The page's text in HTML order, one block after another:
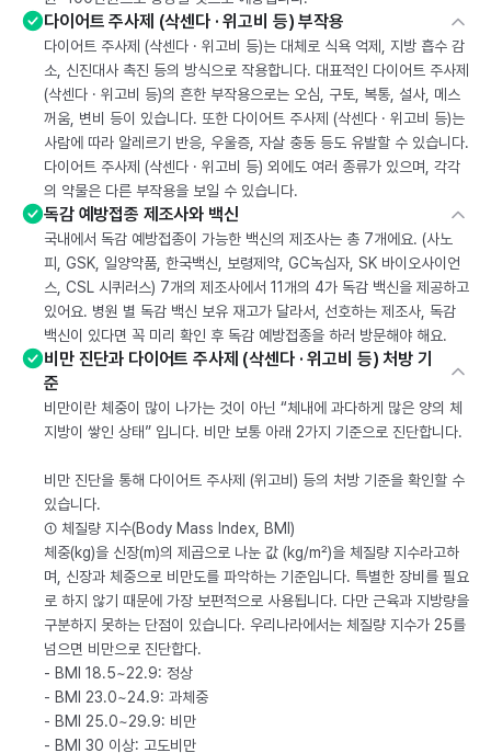
다이어트 주사제 (삭센다 · 위고비 등) 부작용
다이어트 주사제 (삭센다 · 위고비 등)는 대체로 식욕 억제, 지방 흡수 감
소, 신진대사 촉진 등의 방식으로 작용합니다. 대표적인 다이어트 주사제
(삭센다 · 위고비 등)의 흔한 부작용으로는 오심, 구토, 복통, 설사, 메스
꺼움, 변비 등이 있습니다. 또한 다이어트 주사제 (삭센다 · 위고비 등)는
사람에 따라 알레르기 반응, 우울증, 자살 충동 등도 유발할 수 있습니다.
다이어트 주사제 (삭센다 · 위고비 등) 외에도 여러 종류가 있으며, 각각
의 약물은 다른 부작용을 보일 수 있습니다.
독감 예방접종 제조사와 백신
국내에서 독감 예방접종이 가능한 백신의 제조사는 총 7개에요. (사노
피, GSK, 일양약품, 한국백신, 보령제약, GC녹십자, SK 바이오사이언
스, CSL 시퀴러스) 7개의 제조사에서 11개의 4가 독감 백신을 제공하고
있어요. 병원 별 독감 백신 보유 재고가 달라서, 선호하는 제조사, 독감
백신이 있다면 꼭 미리 확인 후 독감 예방접종을 하러 방문해야 해요.
비만 진단과 다이어트 주사제 (삭센다 · 위고비 등) 처방 기
준
비만이란 체중이 많이 나가는 것이 아닌 “체내에 과다하게 많은 양의 체
지방이 쌓인 상태” 입니다. 비만 보통 아래 2가지 기준으로 진단합니다.
비만 진단을 통해 다이어트 주사제 (위고비) 등의 처방 기준을 확인할 수
있습니다.
① 체질량 지수(Body Mass Index, BMI)
체중(kg)을 신장(m)의 제곱으로 나눈 값 (kg/m²)을 체질량 지수라고하
며, 신장과 체중으로 비만도를 파악하는 기준입니다. 특별한 장비를 필요
로 하지 않기 때문에 가장 보편적으로 사용됩니다. 다만 근육과 지방량을
구분하지 못하는 단점이 있습니다. 우리나라에서는 체질량 지수가 25를
넘으면 비만으로 진단합다.
- BMI 18.5~22.9: 정상
- BMI 23.0~24.9: 과체중
- BMI 25.0~29.9: 비만
- BMI 30 이상: 고도비만